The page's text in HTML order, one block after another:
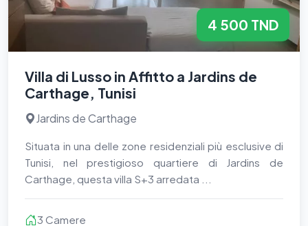
4 500 TND
Villa di Lusso in Affitto a Jardins de
Carthage, Tunisi
Jardins de Carthage
Situata in una delle zone residenziali più esclusive di
Tunisi, nel prestigioso quartiere di Jardins de
Carthage, questa villa S+3 arredata ...
3 Camere